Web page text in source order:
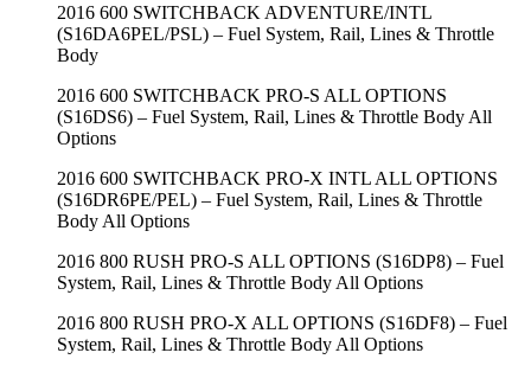
2016 600 SWITCHBACK ADVENTURE/INTL
(S16DA6PEL/PSL) – Fuel System, Rail, Lines & Throttle
Body
2016 600 SWITCHBACK PRO-S ALL OPTIONS
(S16DS6) – Fuel System, Rail, Lines & Throttle Body All
Options
2016 600 SWITCHBACK PRO-X INTL ALL OPTIONS
(S16DR6PE/PEL) – Fuel System, Rail, Lines & Throttle
Body All Options
2016 800 RUSH PRO-S ALL OPTIONS (S16DP8) – Fuel
System, Rail, Lines & Throttle Body All Options
2016 800 RUSH PRO-X ALL OPTIONS (S16DF8) – Fuel
System, Rail, Lines & Throttle Body All Options